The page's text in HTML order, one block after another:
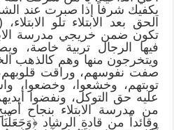
يكفيك شرفاً إذا صبرت عند
الحق بعد الابتلاء تلو
تكون ضمن خريجي مدرسة
فيها الرجال تربية خاصة،
ويتخرجون منها وهم كالذهب
صفت نفوسهم، وراقت
توبتهم، وخشعوا، وخضعوا،
عليه حق التوكل، ونفضوا
من مدرسة الابتلاء بنجاح
وقائداً من قادة الرشاد